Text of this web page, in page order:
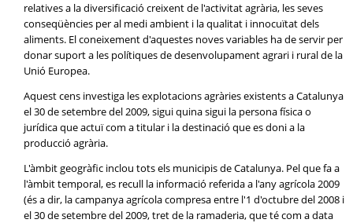
relatives a la diversificació creixent de l'activitat agrària, les seves
conseqüències per al medi ambient i la qualitat i innocuïtat dels
aliments. El coneixement d'aquestes noves variables ha de servir per
donar suport a les polítiques de desenvolupament agrari i rural de la
Unió Europea.
Aquest cens investiga les explotacions agràries existents a Catalunya
el 30 de setembre del 2009, sigui quina sigui la persona física o
jurídica que actuï com a titular i la destinació que es doni a la
producció agrària.
L'àmbit geogràfic inclou tots els municipis de Catalunya. Pel que fa a
l'àmbit temporal, es recull la informació referida a l'any agrícola 2009
(és a dir, la campanya agrícola compresa entre l'1 d'octubre del 2008 i
el 30 de setembre del 2009, tret de la ramaderia, que té com a data